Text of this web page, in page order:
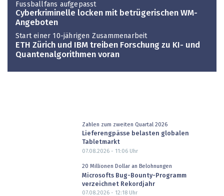
Fussballfans aufgepasst
Cyberkriminelle locken mit betrügerischen WM-
Angeboten
Start einer 10-jährigen Zusammenarbeit
ETH Zürich und IBM treiben Forschung zu KI- und
Quantenalgorithmen voran
Zahlen zum zweiten Quartal 2026
Lieferengpässe belasten globalen
Tabletmarkt
07.08.2026 - 11:06Uhr
20 Millionen Dollar an Belohnungen
Microsofts Bug-Bounty-Programm
verzeichnet Rekordjahr
07.08.2026 - 12:18Uhr